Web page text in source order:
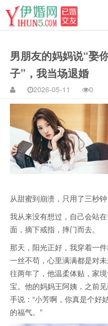
男朋友的妈妈说“娶
子”，我当场退婚
2026-05-11 0
从甜蜜到崩溃，只用了三秒钟
我从来没有想过，自己会站
面，摘下戒指，摔门而去。
那天，阳光正好，我穿着一
一丝不苟，心里满满都是对
往两年了，他温柔体贴，家
宝。他的妈妈王阿姨，之前
手说：“小芳啊，你真是个好
的福气。”